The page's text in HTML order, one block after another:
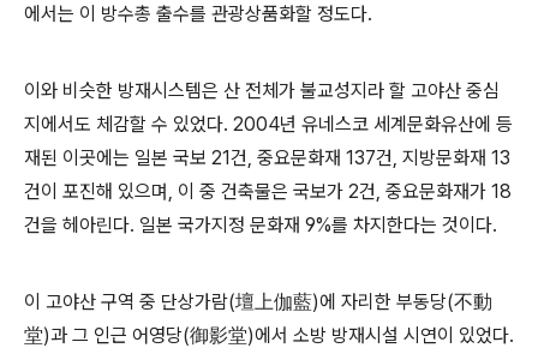
에서는 이 방수총 출수를 관광상품화할 정도다.
이와 비슷한 방재시스템은 산 전체가 불교성지라 할 고야산 중심
지에서도 체감할 수 있었다. 2004년 유네스코 세계문화유산에 등
재된 이곳에는 일본 국보 21건, 중요문화재 137건, 지방문화재 13
건이 포진해 있으며, 이 중 건축물은 국보가 2건, 중요문화재가 18
건을 헤아린다. 일본 국가지정 문화재 9%를 차지한다는 것이다.
이 고야산 구역 중 단상가람(壇上伽藍)에 자리한 부동당(不動
堂)과 그 인근 어영당(御影堂)에서 소방 방재시설 시연이 있었다.